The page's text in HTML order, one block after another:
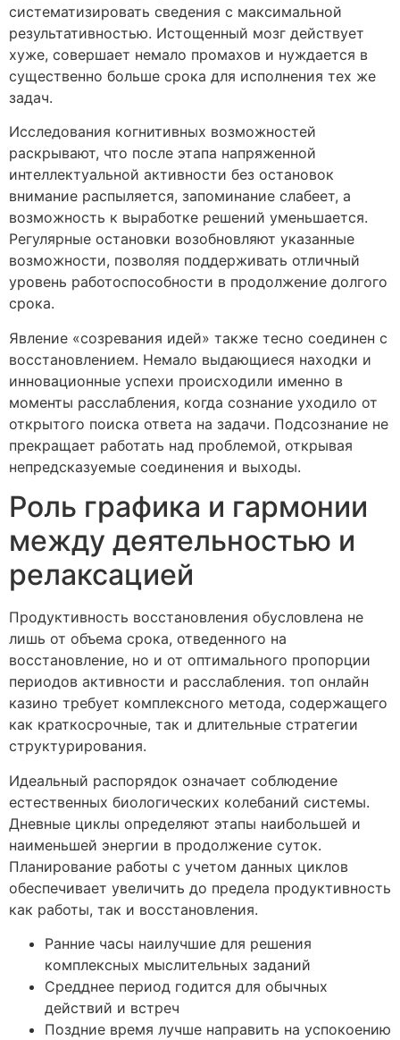
систематизировать сведения с максимальной
результативностью. Истощенный мозг действует
хуже, совершает немало промахов и нуждается в
существенно больше срока для исполнения тех же
задач.
Исследования когнитивных возможностей
раскрывают, что после этапа напряженной
интеллектуальной активности без остановок
внимание распыляется, запоминание слабеет, а
возможность к выработке решений уменьшается.
Регулярные остановки возобновляют указанные
возможности, позволяя поддерживать отличный
уровень работоспособности в продолжение долгого
срока.
Явление «созревания идей» также тесно соединен с
восстановлением. Немало выдающиеся находки и
инновационные успехи происходили именно в
моменты расслабления, когда сознание уходило от
открытого поиска ответа на задачи. Подсознание не
прекращает работать над проблемой, открывая
непредсказуемые соединения и выходы.
Роль графика и гармонии
между деятельностью и
релаксацией
Продуктивность восстановления обусловлена не
лишь от объема срока, отведенного на
восстановление, но и от оптимального пропорции
периодов активности и расслабления. топ онлайн
казино требует комплексного метода, содержащего
как краткосрочные, так и длительные стратегии
структурирования.
Идеальный распорядок означает соблюдение
естественных биологических колебаний системы.
Дневные циклы определяют этапы наибольшей и
наименьшей энергии в продолжение суток.
Планирование работы с учетом данных циклов
обеспечивает увеличить до предела продуктивность
как работы, так и восстановления.
Ранние часы наилучшие для решения
комплексных мыслительных заданий
Средднее период годится для обычных
действий и встреч
Поздние время лучше направить на успокоению